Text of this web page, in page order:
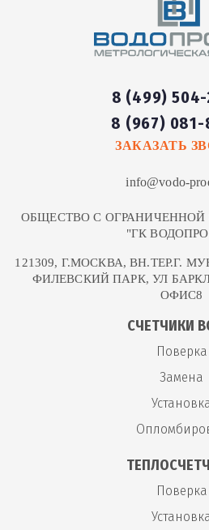
8 (499)
8 (967)
ЗАКАЗАТЬ
info@vodo-
ОБЩЕСТВО С
"ГК
121309, Г.МОСКВА, ВН.ТЕР.Г.
ФИЛЕВСКИЙ ПАРК, УЛ
ОФИС8
СЧЕТЧИКИ
Поверка
Замена
Поверка